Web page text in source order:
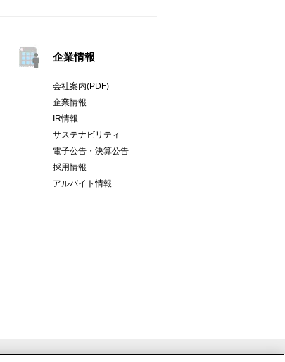
企業情報
会社案内(PDF)
企業情報
IR情報
サステナビリティ
電子公告・決算公告
採用情報
アルバイト情報